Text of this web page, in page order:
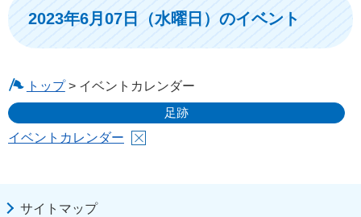
2023年6月07日（水曜日）のイベント
トップ> イベントカレンダー
足跡
イベントカレンダー
サイトマップ